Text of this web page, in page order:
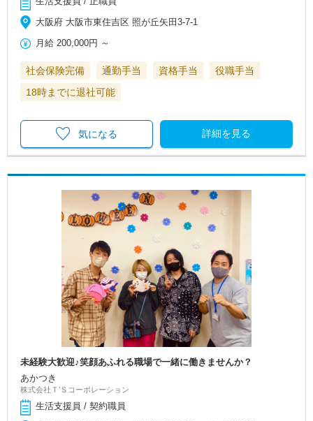
大阪府 大阪市東住吉区 照が丘矢田3-7-1
月給 200,000円 ～
社会保険完備 通勤手当 資格手当
役職手当
18時までに退社可能
詳細を見る
気になる
未経験大歓迎♪笑顔あふれる職場で一緒に働きませんか？
あかつき
株式会社Ｔ’Ｓコーポレーション
生活支援員 / 契約職員